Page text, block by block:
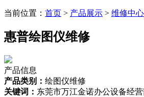
当前位置： 首页 > 产品展示 > 维修中心
惠普绘图仪维修
产品信息
产品类别： 绘图仪维修
关键词： 东莞市万江金诺办公设备经营